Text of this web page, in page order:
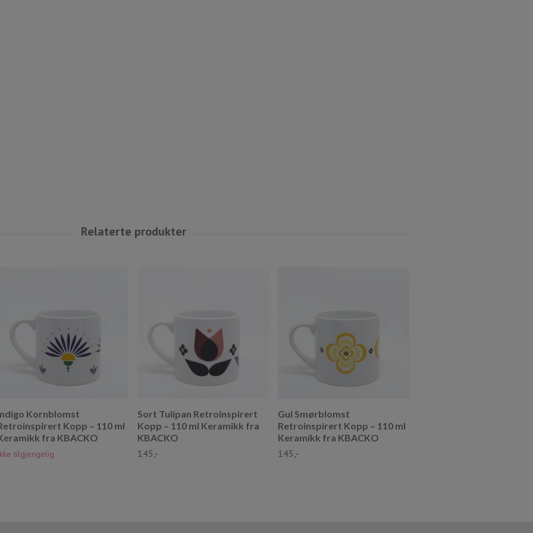
Kornblomst
Kopp – 110 ml
fra KBACKO
tilgjengelig
Sort Tulipan Retroinspirert
Kopp – 110 ml Keramikk fra
KBACKO
145,-
Gul Smørblomst
Retroinspirert Kopp – 110 ml
Keramikk fra KBACKO
145,-